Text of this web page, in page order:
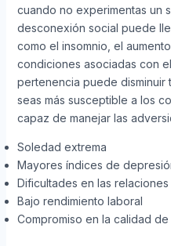
cuando no experimentas un
desconexión social puede
como el insomnio, el
condiciones asociadas con
pertenencia puede disminuir
seas más susceptible a los
capaz de manejar las
Soledad extrema
Mayores índices de
Dificultades en las
Bajo rendimiento laboral
Compromiso en la calidad